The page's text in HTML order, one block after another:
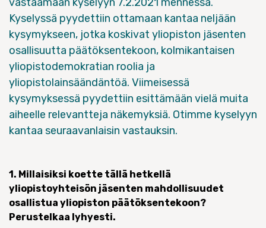
Kyselyssä pyydettiin ottamaan kantaa neljään
kysymykseen, jotka koskivat yliopiston jäsenten
osallisuutta päätöksentekoon, kolmikantaisen
yliopistodemokratian roolia ja
yliopistolainsäändäntöä. Viimeisessä
kysymyksessä pyydettiin esittämään vielä muita
aiheelle relevantteja näkemyksiä. Otimme kyselyyn
kantaa seuraavanlaisin vastauksin.
1. Millaisiksi koette tällä hetkellä
yliopistoyhteisön jäsenten mahdollisuudet
osallistua yliopiston päätöksentekoon?
Perustelkaa lyhyesti.